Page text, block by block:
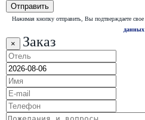
Нажимая кнопку отправить, Вы подтверждаете свое
данных
× Заказ